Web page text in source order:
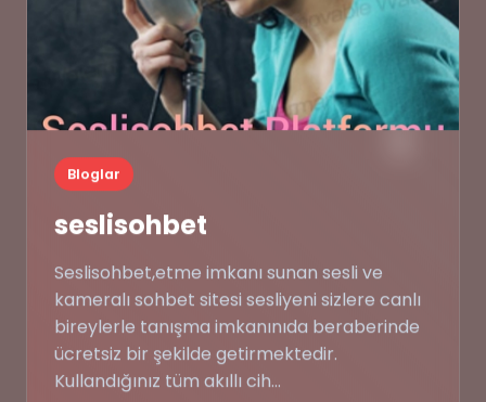
🖥️
Bloglar
seslisohbet
Seslisohbet,etme imkanı sunan sesli ve
kameralı sohbet sitesi sesliyeni sizlere canlı
bireylerle tanışma imkanınıda beraberinde
ücretsiz bir şekilde getirmektedir.
Kullandığınız tüm akıllı cih...